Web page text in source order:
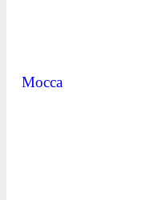
Mocca